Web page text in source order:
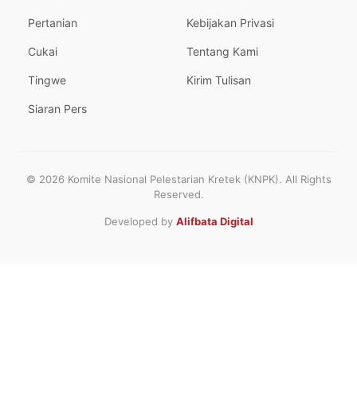
Pertanian
Cukai
Tingwe
Siaran Pers
Kebijakan Privasi
Tentang Kami
Kirim Tulisan
© 2026 Komite Nasional Pelestarian Kretek (KNPK). All Rights
Reserved.
Developed by Alifbata Digital